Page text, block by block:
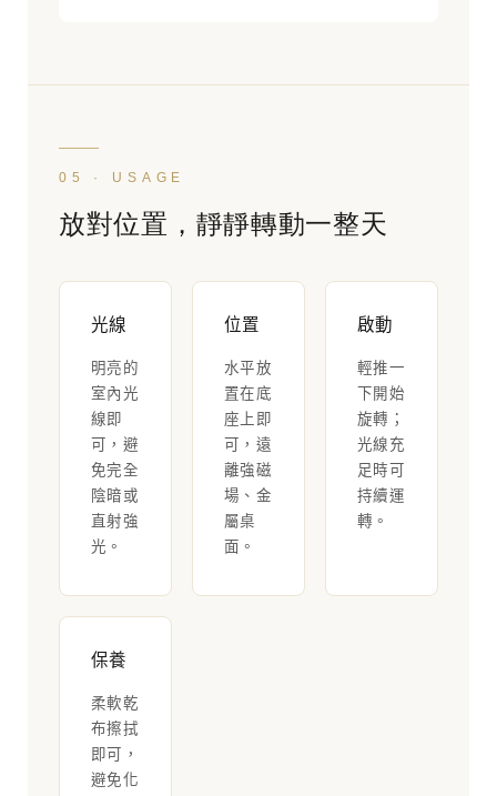
05 · USAGE
放對位置，靜靜轉動一整天
光線
明亮的
室內光
線即
可，避
免完全
陰暗或
直射強
光。
位置
水平放
置在底
座上即
可，遠
離強磁
場、金
屬桌
面。
啟動
輕推一
下開始
旋轉；
光線充
足時可
持續運
轉。
保養
柔軟乾
布擦拭
即可，
避免化